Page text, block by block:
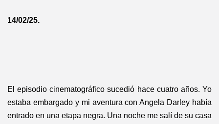
14/02/25.
El episodio cinematográfico sucedió hace cuatro años. Yo
estaba embargado y mi aventura con Angela Darley había
entrado en una etapa negra. Una noche me salí de su casa